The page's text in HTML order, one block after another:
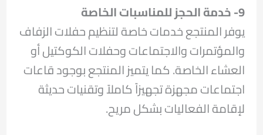
9- خدمة الحجز للمناسبات الخاصة
يوفر المنتجع خدمات خاصة لتنظيم حفلات الزفاف
والمؤتمرات والاجتماعات وحفلات الكوكتيل أو
العشاء الخاصة. كما يتميز المنتجع بوجود قاعات
اجتماعات مجهزة تجهيزاً كاملاً وتقنيات حديثة
لإقامة الفعاليات بشكل مريح.